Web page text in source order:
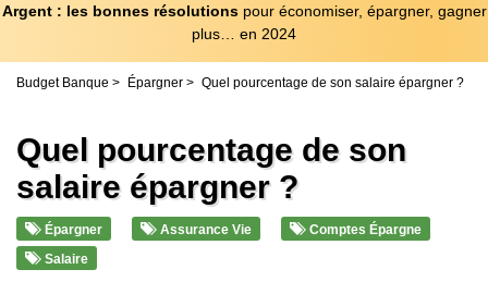
Argent : les bonnes résolutionspour économiser, épargner, gagner
plus… en 2024
Budget Banque Épargner Quel pourcentage de son salaire épargner ?
Quel pourcentage de son
salaire épargner ?
Épargner Assurance Vie
Comptes Épargne
Salaire